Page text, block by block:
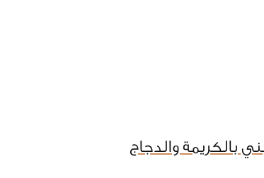
بالكريمة والدجاج